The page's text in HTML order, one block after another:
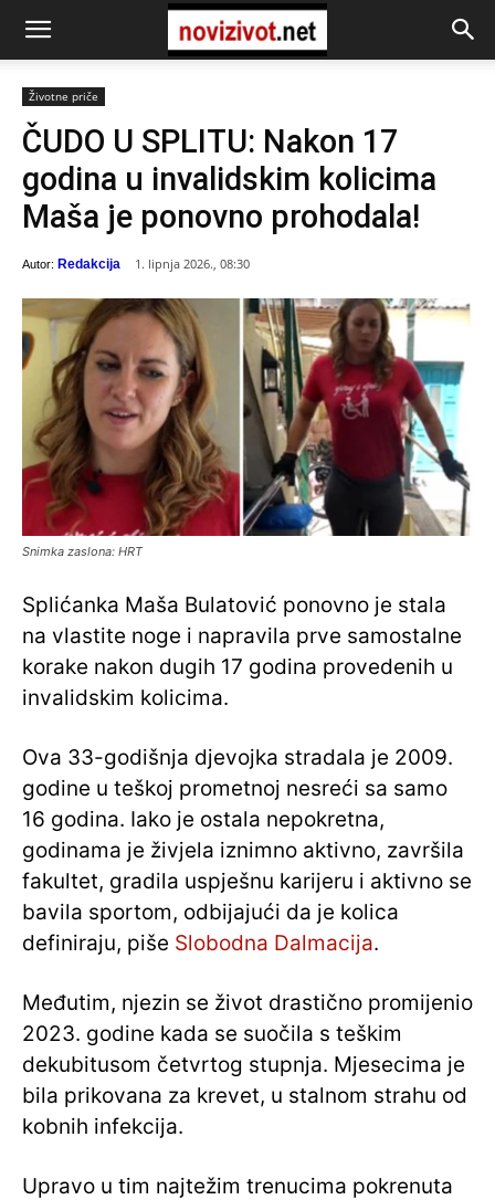
Životne priče
ČUDO U SPLITU: Nakon 17
godina u invalidskim kolicima
Maša je ponovno prohodala!
Autor: Redakcija 1. lipnja 2026., 08:30
Snimka zaslona: HRT
Splićanka Maša Bulatović ponovno je stala
na vlastite noge i napravila prve samostalne
korake nakon dugih 17 godina provedenih u
invalidskim kolicima.
Ova 33-godišnja djevojka stradala je 2009.
godine u teškoj prometnoj nesreći sa samo
16 godina. Iako je ostala nepokretna,
godinama je živjela iznimno aktivno, završila
fakultet, gradila uspješnu karijeru i aktivno se
bavila sportom, odbijajući da je kolica
definiraju, piše Slobodna Dalmacija.
Međutim, njezin se život drastično promijenio
2023. godine kada se suočila s teškim
dekubitusom četvrtog stupnja. Mjesecima je
bila prikovana za krevet, u stalnom strahu od
kobnih infekcija.
Upravo u tim najtežim trenucima pokrenuta